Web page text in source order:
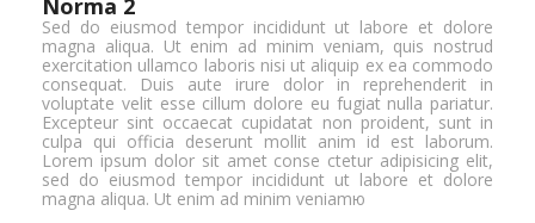
Norma 2
Sed do eiusmod tempor incididunt ut labore et dolore
magna aliqua. Ut enim ad minim veniam, quis nostrud
exercitation ullamco laboris nisi ut aliquip ex ea commodo
consequat. Duis aute irure dolor in reprehenderit in
voluptate velit esse cillum dolore eu fugiat nulla pariatur.
Excepteur sint occaecat cupidatat non proident, sunt in
culpa qui officia deserunt mollit anim id est laborum.
Lorem ipsum dolor sit amet conse ctetur adipisicing elit,
sed do eiusmod tempor incididunt ut labore et dolore
magna aliqua. Ut enim ad minim veniamю